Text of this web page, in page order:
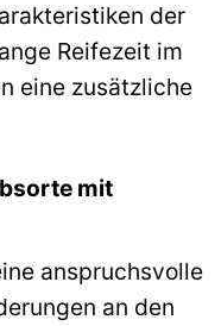
der
Reifezeit im
eine zusätzliche
mit
anspruchsvolle
an den